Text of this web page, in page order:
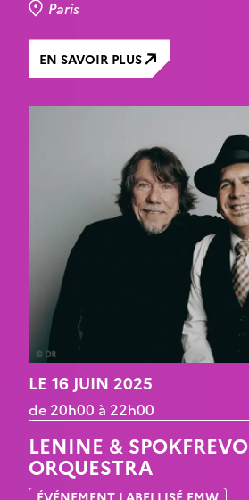
Paris
EN SAVOIR PLUS
LE 16 JUIN 2025
de 20h00 à 22h00
LENINE & SPOKFREVO
ORQUESTRA